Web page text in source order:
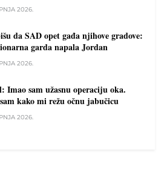
2026.
da SAD opet gađa njihove gradove:
garda napala Jordan
2026.
Imao sam užasnu operaciju oka.
kako mi režu očnu jabučicu
2026.